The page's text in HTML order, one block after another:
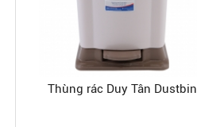
Thùng rác Duy Tân Dustbin